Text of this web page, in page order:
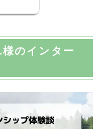
様のインター